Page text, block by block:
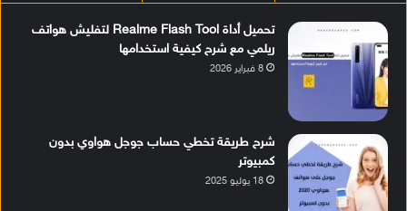
تحميل أداة Realme Flash Tool لتفليش هواتف
ريلمي مع شرح كيفية استخدامها
8 فبراير 2026
شرح طريقة تخطي حساب جوجل هواوي بدون
كمبيوتر
18 يوليو 2025